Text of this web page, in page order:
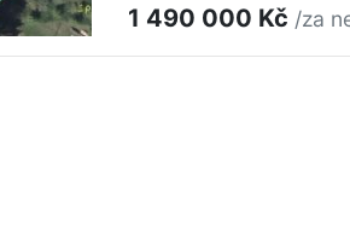
1 490 000 Kč /za